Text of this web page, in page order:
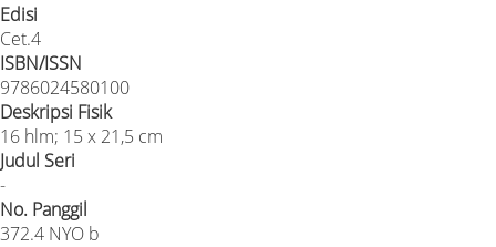
Edisi
Cet.4
ISBN/ISSN
9786024580100
Deskripsi Fisik
16 hlm; 15 x 21,5 cm
Judul Seri
-
No. Panggil
372.4 NYO b